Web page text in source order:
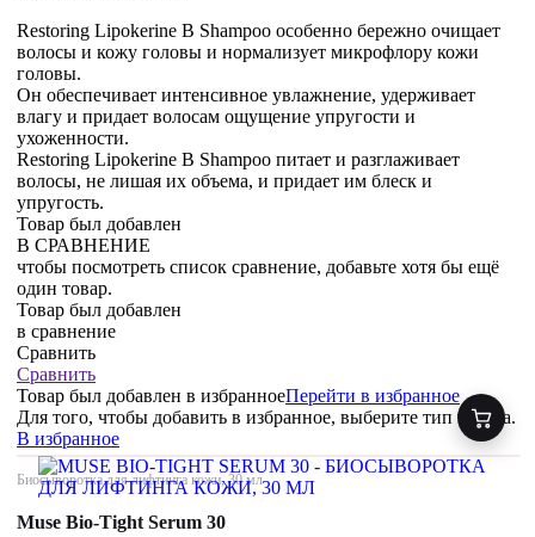
Restoring Lipokerine B Shampoo особенно бережно очищает
волосы и кожу головы и нормализует микрофлору кожи
головы.
Он обеспечивает интенсивное увлажнение, удерживает
влагу и придает волосам ощущение упругости и
ухоженности.
Restoring Lipokerine B Shampoo питает и разглаживает
волосы, не лишая их объема, и придает им блеск и
упругость.
Товар был добавлен
В СРАВНЕНИЕ
чтобы посмотреть список сравнение, добавьте хотя бы ещё
один товар.
Товар был добавлен
в сравнение
Сравнить
Сравнить
Товар был добавлен в избранноеПерейти в избранное
Для того, чтобы добавить в избранное, выберите тип товара.
В избранное
Биосыворотка для лифтинга кожи, 30 мл
Muse Bio-Tight Serum 30